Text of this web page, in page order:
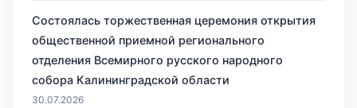
Состоялась торжественная церемония открытия
общественной приемной регионального
отделения Всемирного русского народного
собора Калининградской области
30.07.2026